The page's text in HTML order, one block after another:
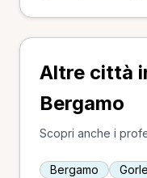
Altre città
Bergamo
Scopri anche i
Bergamo Gorle